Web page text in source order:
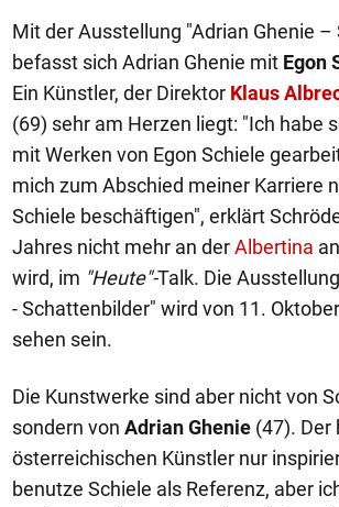
Mit der Ausstellung "Adrian Ghenie
befasst sich Adrian Ghenie mit Egon
Ein Künstler, der Direktor Klaus
(69) sehr am Herzen liegt: "Ich habe
mit Werken von Egon Schiele
mich zum Abschied meiner Karriere
Schiele beschäftigen", erklärt
Jahres nicht mehr an derAlbertina
wird, im "Heute"-Talk. Die
- Schattenbilder" wird von 11.
sehen sein.
Die Kunstwerke sind aber nicht von
sondern von Adrian Ghenie (47). Der
österreichischen Künstler nur
benutze Schiele als Referenz, aber